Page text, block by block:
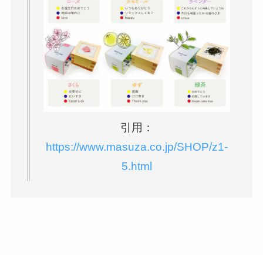
引用：
https://www.masuza.co.jp/SHOP/z1-
5.html